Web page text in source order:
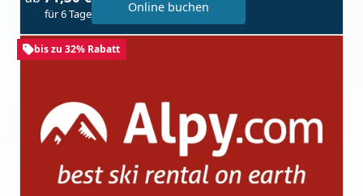
für 6 Tage Online buchen
bis zu 32% Rabatt